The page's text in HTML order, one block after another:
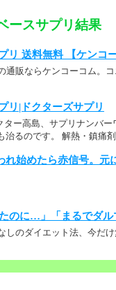
ースサプリ結果
リ 送料無料 【ケンコー
販ならケンコーコム。
リ|ドクターズサプリ
ー高島、サプリナンバ
治るのです。 解熱・鎮痛
れ始めたら赤信号。元
のに…」「まるでダル
のダイエット法、今だけ